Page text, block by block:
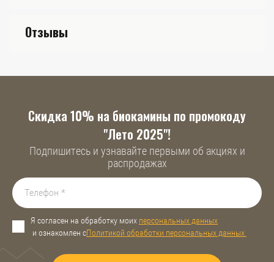
Отзывы
Скидка 10% на биокамины по промокоду
"Лето 2025"!
Подпишитесь и узнавайте первыми об акциях и
распродажах
Я согласен на обработку моих персональных данных
и ознакомлен сПолитикой обработки персональных данных